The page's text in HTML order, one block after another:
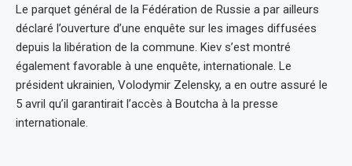
Le parquet général de la Fédération de Russie a par ailleurs
déclaré l’ouverture d’une enquête sur les images diffusées
depuis la libération de la commune. Kiev s’est montré
également favorable à une enquête, internationale. Le
président ukrainien, Volodymir Zelensky, a en outre assuré le
5 avril qu’il garantirait l’accès à Boutcha à la presse
internationale.